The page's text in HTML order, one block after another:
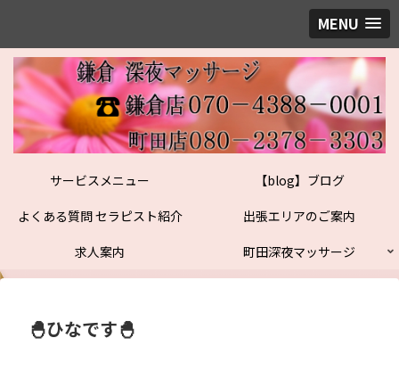
MENU
サービスメニュー
【blog】ブログ
よくある質問 セラピスト紹介
出張エリアのご案内
求人案内
町田深夜マッサージ
🐣ひなです🐣